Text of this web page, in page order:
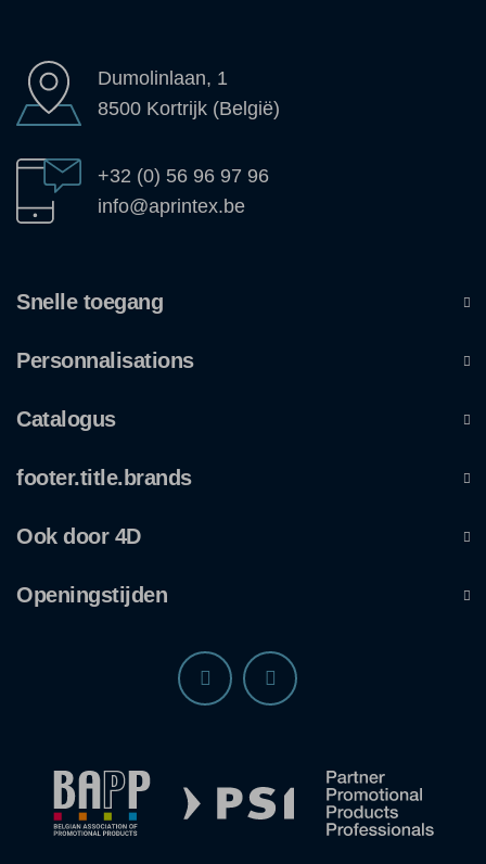
Dumolinlaan, 1
8500 Kortrijk (België)
+32 (0) 56 96 97 96
info@aprintex.be
Snelle toegang
Personnalisations
Catalogus
footer.title.brands
Ook door 4D
Openingstijden